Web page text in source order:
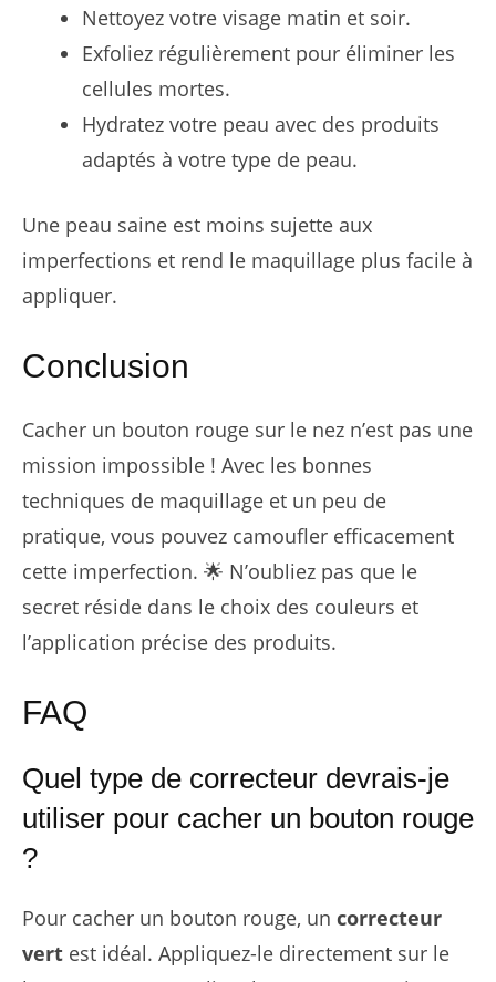
Nettoyez votre visage matin et soir.
Exfoliez régulièrement pour éliminer les
cellules mortes.
Hydratez votre peau avec des produits
adaptés à votre type de peau.
Une peau saine est moins sujette aux
imperfections et rend le maquillage plus facile à
appliquer.
Conclusion
Cacher un bouton rouge sur le nez n’est pas une
mission impossible ! Avec les bonnes
techniques de maquillage et un peu de
pratique, vous pouvez camoufler efficacement
cette imperfection. 🌟 N’oubliez pas que le
secret réside dans le choix des couleurs et
l’application précise des produits.
FAQ
Quel type de correcteur devrais-je
utiliser pour cacher un bouton rouge
?
Pour cacher un bouton rouge, un correcteur
vert est idéal. Appliquez-le directement sur le